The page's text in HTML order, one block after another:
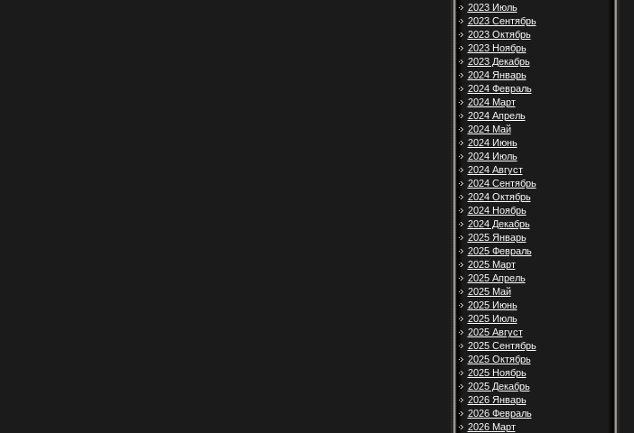
2023 Июль
2023 Сентябрь
2023 Октябрь
2023 Ноябрь
2023 Декабрь
2024 Январь
2024 Февраль
2024 Март
2024 Апрель
2024 Май
2024 Июнь
2024 Июль
2024 Август
2024 Сентябрь
2024 Октябрь
2024 Ноябрь
2024 Декабрь
2025 Январь
2025 Февраль
2025 Март
2025 Апрель
2025 Май
2025 Июнь
2025 Июль
2025 Август
2025 Сентябрь
2025 Октябрь
2025 Ноябрь
2025 Декабрь
2026 Январь
2026 Февраль
2026 Март